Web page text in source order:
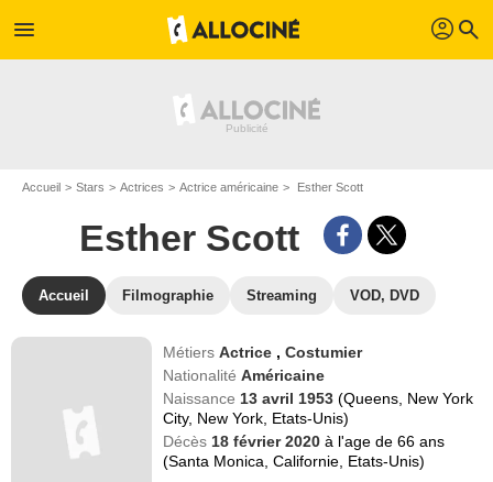
menu profil search
Accueil Stars Actrices Actrice américaine Esther Scott
Esther Scott
Accueil Filmographie Streaming VOD, DVD
MétiersActrice ,Costumier
NationalitéAméricaine
Naissance 13 avril 1953(Queens, New York
City, New York, Etats-Unis)
Décès 18 février 2020à l'age de 66 ans
(Santa Monica, Californie, Etats-Unis)